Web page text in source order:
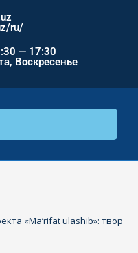
ru/
— 17:30
Воскресенье
«Ma’rifat ulashib»: